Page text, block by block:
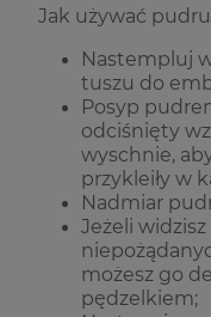
Jak używać
Nastempluj
tuszu do
Posyp
odciśnięty
wyschnie,
przykleiły w
Nadmiar
Jeżeli
możesz go
pędzelkiem;